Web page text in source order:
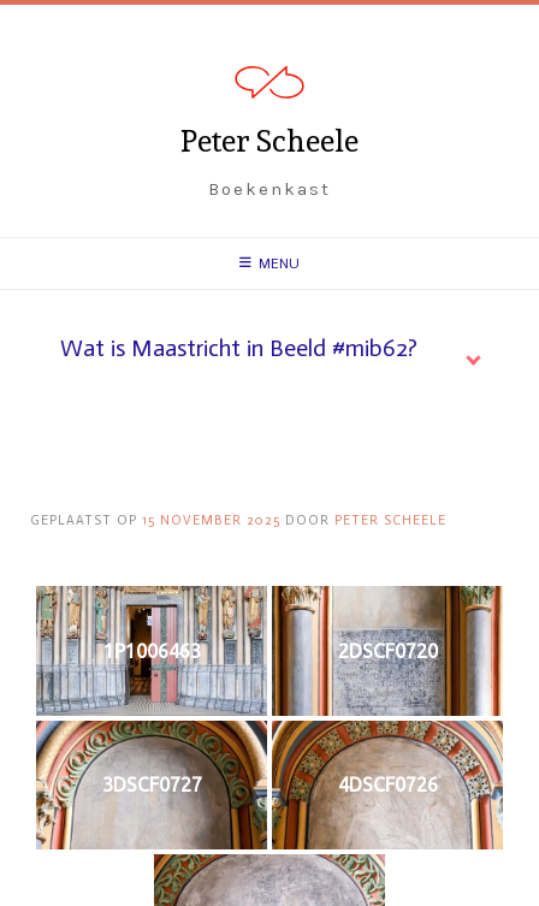
Spring
Peter Scheele
Boekenkast
MENU
Wat is Maastricht in Beeld #mib62?
GEPLAATST OP 15 NOVEMBER 2025 DOOR PETER SCHEELE
1P1006463 2DSCF0720
3DSCF0727 4DSCF0726